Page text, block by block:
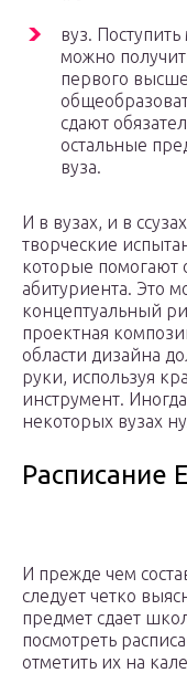
вуз.
можно
первого
сдают
остальные
вуза.
И в вузах, и в
творческие
которые помогают
абитуриента. Это
концептуальный
проектная
области дизайна
руки, используя
инструмент.
некоторых вузах
Расписание
И прежде чем
следует четко
предмет сдает
посмотреть
отметить их на